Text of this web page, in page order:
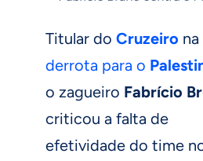
Titular do Cruzeiro na
derrota para o
o zagueiro Fabrício
criticou a falta de
efetividade do time